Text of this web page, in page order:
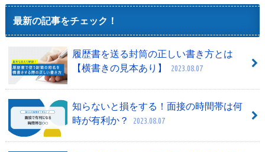
最新の記事をチェック！
履歴書を送る封筒の正しい書き方とは
【横書きの見本あり】
2023.08.07
知らないと損をする！面接の時間帯は何
時が有利か？
2023.08.07